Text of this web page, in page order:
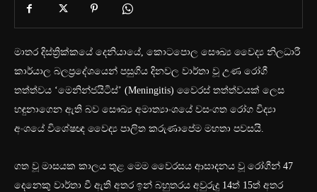
මාතර දිස්ත්‍රික්කයේ දෙනියායේ, කොටපොල සෞඛ්‍ය වෛද්‍ය නිලධාරී
කාර්යාල බලප්‍රදේශයෙන් පසුගිය දිනවල වාර්තා වූ උණ රෝගී
තත්ත්වය ‘මෙනින්ජයිටිස්’ (Meningitis) වෛරස් තත්ත්වයක් ලෙස
හඳුනාගෙන ඇති බව සෞඛ්‍ය අමාත්‍යාංශයේ වසංගත රෝග විද්‍යා
අංශයේ විශේෂඥ වෛද්‍ය පාලිත කරුණාපේම මහතා පවසයි.
ගත වූ මාසයක කාලය තුළ මෙම වෛරසය ආසාදනය වූ රෝගීන් 47
දෙනෙකු වාර්තා වී ඇති අතර ඉන් බහුතරය අවුරුදු 14ත් 15ත් අතර